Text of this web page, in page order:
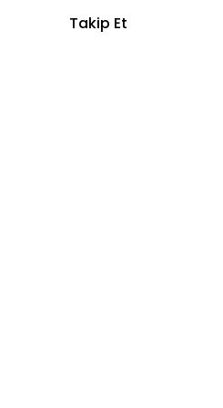
Takip Et